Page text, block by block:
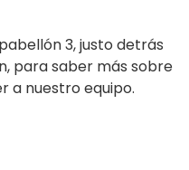
3, justo detrás
para saber más sobre
a nuestro equipo.